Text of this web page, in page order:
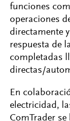
funciones
operaciones
directamente
respuesta de
completadas
directas/
En
electricidad,
ComTrader